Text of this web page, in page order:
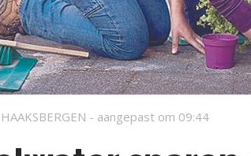
HAAKSBERGEN - aangepast om 09:44